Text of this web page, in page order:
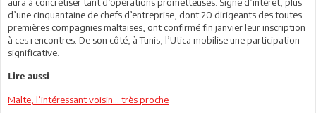
d’une cinquantaine de chefs d’entreprise, dont 20 dirigeants des toutes
premières compagnies maltaises, ont confirmé fin janvier leur inscription
à ces rencontres. De son côté, à Tunis, l’Utica mobilise une participation
significative.
Lire aussi
Malte, l’intéressant voisin... très proche